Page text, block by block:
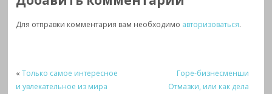
Для отправки комментария вам необходимо авторизоваться.
«Только самое интересное
и увлекательное из мира
Горе-бизнесменши
Отмазки, или как дела